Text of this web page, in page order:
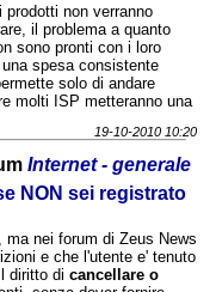
non verranno
il problema a quanto
sono pronti con i loro
spesa consistente
solo di andare
molti ISP metteranno una
19-10-2010 10:20
Internet - generale
NON sei registrato
nei forum di Zeus News
e che l'utente e' tenuto
diritto di cancellare o